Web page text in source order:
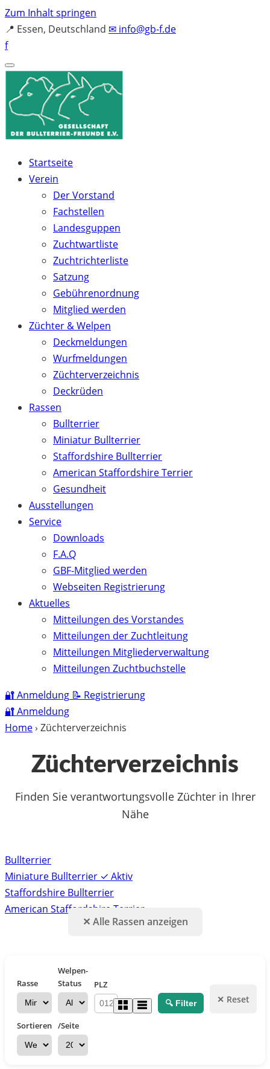
Zum Inhalt springen
📍 Essen, Deutschland ✉ info@gb-f.de
f
Startseite
Verein
Der Vorstand
Fachstellen
Landesguppen
Zuchtwartliste
Zuchtrichterliste
Satzung
Gebührenordnung
Mitglied werden
Züchter & Welpen
Deckmeldungen
Wurfmeldungen
Züchterverzeichnis
Deckrüden
Rassen
Bullterrier
Miniatur Bullterrier
Staffordshire Bullterrier
American Staffordshire Terrier
Gesundheit
Ausstellungen
Service
Downloads
F.A.Q
GBF-Mitglied werden
Webseiten Registrierung
Aktuelles
Mitteilungen des Vorstandes
Mitteilungen der Zuchtleitung
Mitteilungen Mitgliederverwaltung
Mitteilungen Zuchtbuchstelle
🔐Anmeldung 📝 Registrierung
🔐Anmeldung
Home› Züchterverzeichnis
Züchterverzeichnis
Finden Sie verantwortungsvolle Züchter in Ihrer
Nähe
Bullterrier
Miniature Bullterrier ✓ Aktiv
Staffordshire Bullterrier
American Staffordshire Terrier
✕ Alle Rassen anzeigen
Rasse
Welpen-
Status
PLZ
Sortieren /Seite
🔍 Filter ✕ Reset